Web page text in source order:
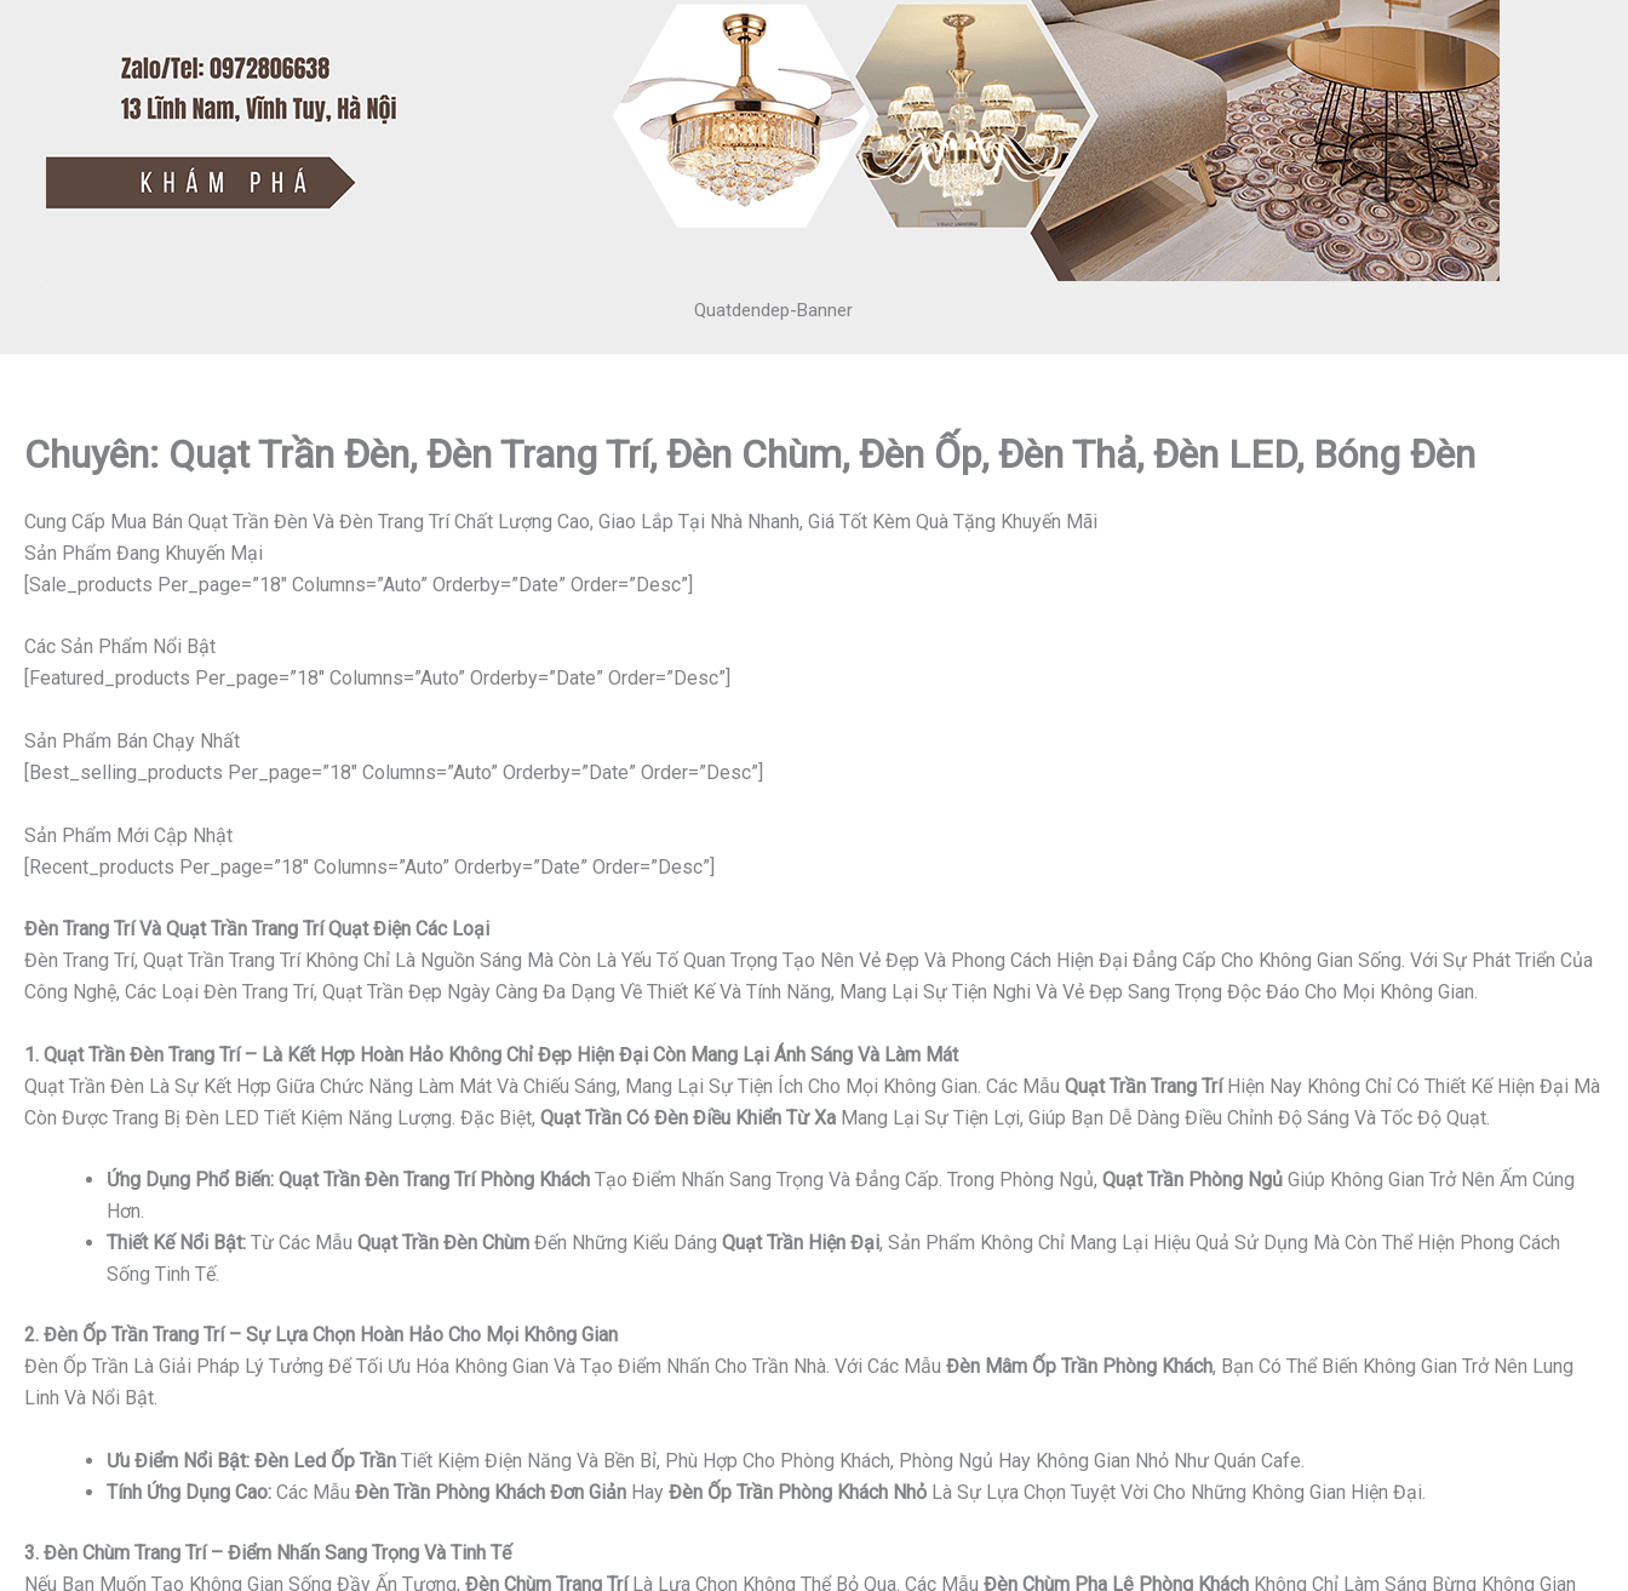
Quatdendep-Banner
Chuyên: Quạt Trần Đèn, Đèn Trang Trí, Đèn Chùm, Đèn Ốp, Đèn Thả, Đèn LED, Bóng Đèn
Cung Cấp Mua Bán Quạt Trần Đèn Và Đèn Trang Trí Chất Lượng Cao, Giao Lắp Tại Nhà Nhanh, Giá Tốt Kèm Quà Tặng Khuyến Mãi
Sản Phẩm Đang Khuyến Mại
[sale_products Per_page=”18″ Columns=”auto” Orderby=”date” Order=”desc”]
Các Sản Phẩm Nổi Bật
[featured_products Per_page=”18″ Columns=”auto” Orderby=”date” Order=”desc”]
Sản Phẩm Bán Chạy Nhất
[best_selling_products Per_page=”18″ Columns=”auto” Orderby=”date” Order=”desc”]
Sản Phẩm Mới Cập Nhật
[recent_products Per_page=”18″ Columns=”auto” Orderby=”date” Order=”desc”]
Đèn Trang Trí Và Quạt Trần Trang Trí Quạt Điện Các Loại
Đèn Trang Trí, Quạt Trần Trang Trí Không Chỉ Là Nguồn Sáng Mà Còn Là Yếu Tố Quan Trọng Tạo Nên Vẻ Đẹp Và Phong Cách Hiện Đại Đẳng Cấp Cho Không Gian Sống. Với Sự Phát Triển Của
Công Nghệ, Các Loại Đèn Trang Trí, Quạt Trần Đẹp Ngày Càng Đa Dạng Về Thiết Kế Và Tính Năng, Mang Lại Sự Tiện Nghi Và Vẻ Đẹp Sang Trọng Độc Đáo Cho Mọi Không Gian.
1. Quạt Trần Đèn Trang Trí – Là Kết Hợp Hoàn Hảo Không Chỉ Đẹp Hiện Đại Còn Mang Lại Ánh Sáng Và Làm Mát
Quạt Trần Đèn Là Sự Kết Hợp Giữa Chức Năng Làm Mát Và Chiếu Sáng, Mang Lại Sự Tiện Ích Cho Mọi Không Gian. Các Mẫu Quạt Trần Trang TríHiện Nay Không Chỉ Có Thiết Kế Hiện Đại Mà
Còn Được Trang Bị Đèn LED Tiết Kiệm Năng Lượng. Đặc Biệt, Quạt Trần Có Đèn Điều Khiển Từ Xa Mang Lại Sự Tiện Lợi, Giúp Bạn Dễ Dàng Điều Chỉnh Độ Sáng Và Tốc Độ Quạt.
Ứng Dụng Phổ Biến: Quạt Trần Đèn Trang Trí Phòng Khách Tạo Điểm Nhấn Sang Trọng Và Đẳng Cấp. Trong Phòng Ngủ, Quạt Trần Phòng Ngủ Giúp Không Gian Trở Nên Ấm Cúng
Hơn.
Thiết Kế Nổi Bật: Từ Các Mẫu Quạt Trần Đèn Chùm Đến Những Kiểu Dáng Quạt Trần Hiện Đại, Sản Phẩm Không Chỉ Mang Lại Hiệu Quả Sử Dụng Mà Còn Thể Hiện Phong Cách
Sống Tinh Tế.
2. Đèn Ốp Trần Trang Trí – Sự Lựa Chọn Hoàn Hảo Cho Mọi Không Gian
Đèn Ốp Trần Là Giải Pháp Lý Tưởng Để Tối Ưu Hóa Không Gian Và Tạo Điểm Nhấn Cho Trần Nhà. Với Các Mẫu Đèn Mâm Ốp Trần Phòng Khách, Bạn Có Thể Biến Không Gian Trở Nên Lung
Linh Và Nổi Bật.
Ưu Điểm Nổi Bật: Đèn Led Ốp Trần Tiết Kiệm Điện Năng Và Bền Bỉ, Phù Hợp Cho Phòng Khách, Phòng Ngủ Hay Không Gian Nhỏ Như Quán Cafe.
Tính Ứng Dụng Cao: Các Mẫu Đèn Trần Phòng Khách Đơn Giản Hay Đèn Ốp Trần Phòng Khách Nhỏ Là Sự Lựa Chọn Tuyệt Vời Cho Những Không Gian Hiện Đại.
3. Đèn Chùm Trang Trí – Điểm Nhấn Sang Trọng Và Tinh Tế
Nếu Bạn Muốn Tạo Không Gian Sống Đầy Ấn Tượng, Đèn Chùm Trang TríLà Lựa Chọn Không Thể Bỏ Qua. Các Mẫu Đèn Chùm Pha Lê Phòng Khách Không Chỉ Làm Sáng Bừng Không Gian